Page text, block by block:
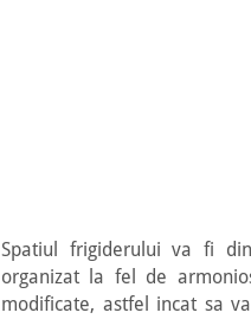
Spatiul frigiderului va fi
organizat la fel de
modificate, astfel incat sa